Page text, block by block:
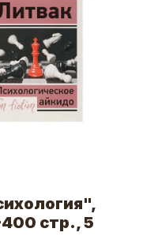
стр., 5